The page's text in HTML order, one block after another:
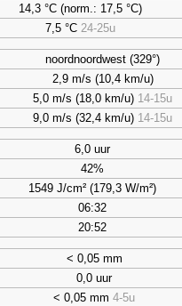
14,3 °C (norm.: 17,5 °C)
7,5 °C 24-25u
noordnoordwest (329°)
2,9 m/s (10,4 km/u)
5,0 m/s (18,0 km/u) 14-15u
9,0 m/s (32,4 km/u) 14-15u
6,0 uur
42%
1549 J/cm² (179,3 W/m²)
06:32
20:52
< 0,05 mm
0,0 uur
< 0,05 mm4-5u